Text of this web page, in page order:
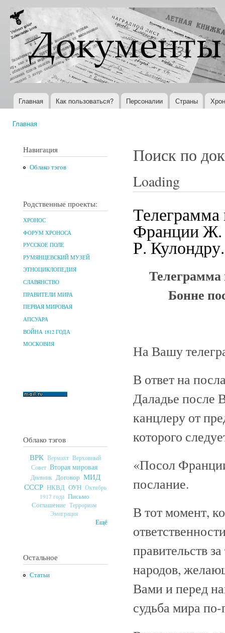
Документы
XX века
Всемирная
история в
Интернете
Главное меню
Главная Как пользоваться? Персоналии Страны
Главная
Навигация
Облако тэгов
Родственные проекты:
ХРОНОС
ФОРУМ ХРОНОСА
РУССКОЕ ПОЛЕ
РУМЯНЦЕВСКИЙ МУЗЕЙ
ЭТНОЦИКЛОПЕДИЯ
СЛАВЯНСТВО
ПРАВИТЕЛИ МИРА
ПЕРВАЯ МИРОВАЯ
АПСУАРА
ВОЙНА 1812 ГОДА
МОСКОВИЯ
Облако тэгов
ВРК Вермахт Верховный
Совет Вторая мировая
Дневник Договор МИД
СССР НКВД ОУН Октябрь
1917 года Письмо
Соглашение Терроризм
Эмиграция
Ещё
Остальное
Статьи
Поиск по
Loading
Франции Ж.
Р.
Бонне
На Вашу
В ответ на
Даладье после
канцлеру от
которого
«Посол
послание.
В тот момент,
правительств
народов,
Вами и перед
судьба мира